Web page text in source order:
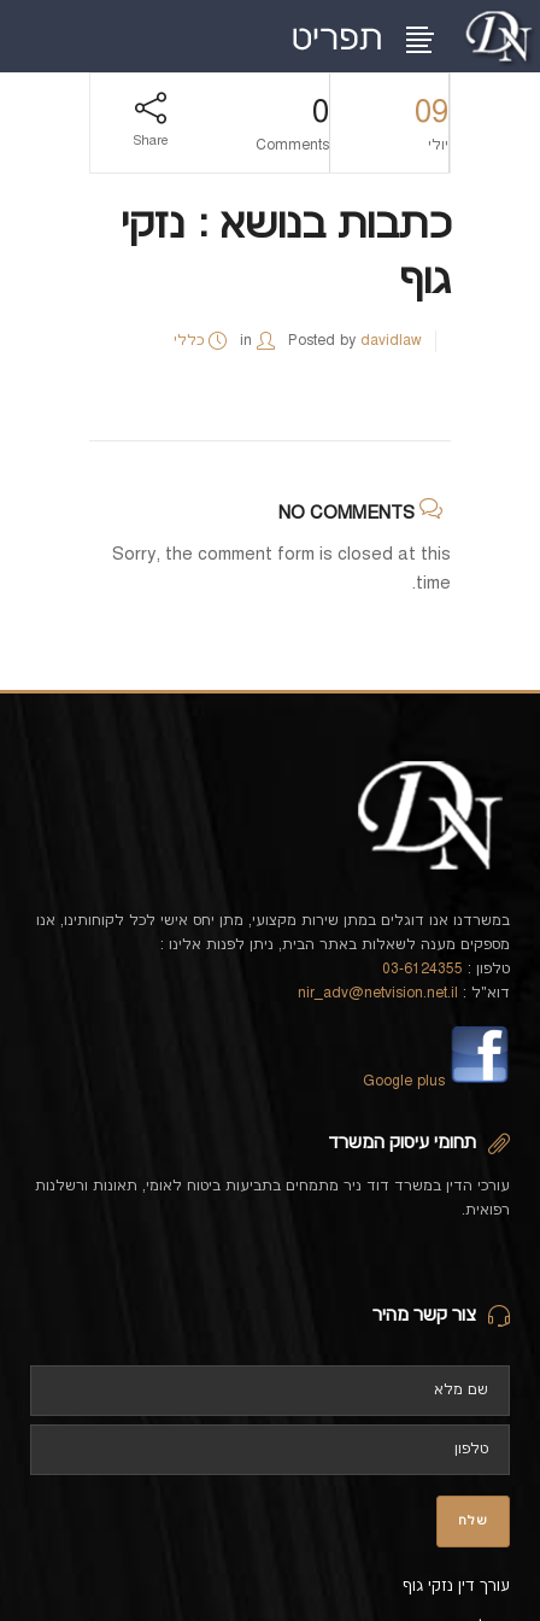
09
יולי
0
Comments
Share
כתבות בנושא : נזקי
גוף
Posted by davidlaw
in כללי
NO COMMENTS
Sorry, the comment form is closed at this
time.
במשרדנו אנו דוגלים במתן שירות מקצועי, מתן יחס אישי לכל לקוחותינו, אנו
מספקים מענה לשאלות באתר הבית, ניתן לפנות אלינו :
טלפון : 03-6124355
דוא"ל : nir_adv@netvision.net.il
Google plus
תחומי עיסוק המשרד
עורכי הדין במשרד דוד ניר מתמחים בתביעות ביטוח לאומי, תאונות ורשלנות
רפואית.
צור קשר מהיר
עורך דין נזקי גוף